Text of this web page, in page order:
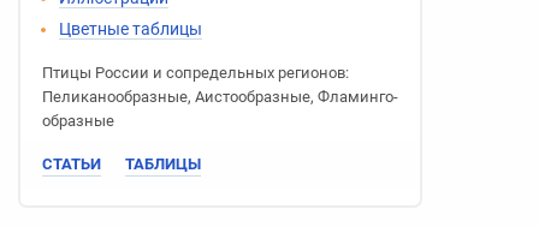
Цветные таблицы
Птицы России и сопредельных регионов:
Пеликано­образные, Аисто­образные, Фламинго­
образные
СТАТЬИ ТАБЛИЦЫ